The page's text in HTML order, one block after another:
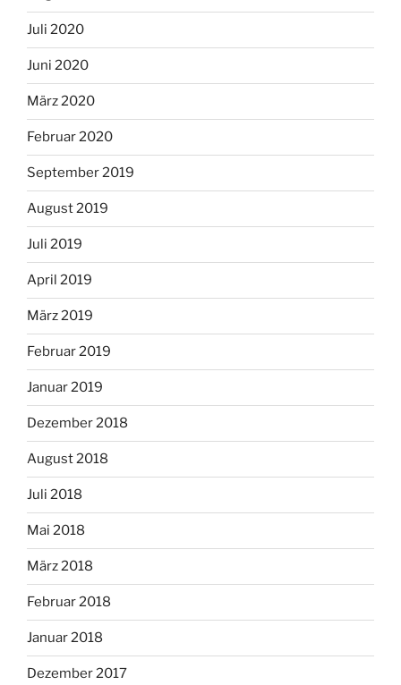
Juli 2020
Juni 2020
März 2020
Februar 2020
September 2019
August 2019
Juli 2019
April 2019
März 2019
Februar 2019
Januar 2019
Dezember 2018
August 2018
Juli 2018
Mai 2018
März 2018
Februar 2018
Januar 2018
Dezember 2017